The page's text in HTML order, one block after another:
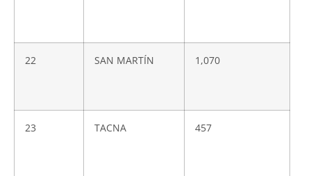
22 SAN MARTÍN 1,070
23 TACNA 457